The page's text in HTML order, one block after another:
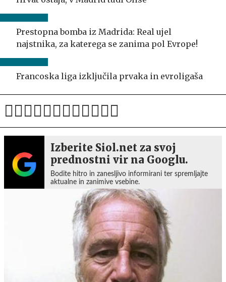
Prestopna bomba iz Madrida: Real ujel
najstnika, za katerega se zanima pol Evrope!
Francoska liga izključila prvaka in evroligaša
Izberite Siol.net za svoj
prednostni vir na Googlu.
Bodite hitro in zanesljivo informirani ter spremljajte
aktualne in zanimive vsebine.